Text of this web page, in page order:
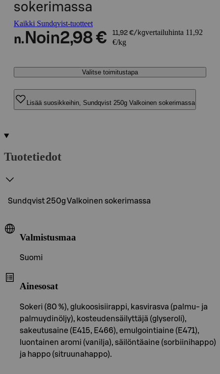
sokerimassa
Kaikki Sundqvist-tuotteet
n. Noin2,98 € 11,92 €/kgvertailuhinta 11,92
€/kg
Valitse toimitustapa
Lisää suosikkeihin, Sundqvist 250g Valkoinen sokerimassa
Tuotetiedot
Sundqvist 250g Valkoinen sokerimassa
Valmistusmaa
Suomi
Ainesosat
Sokeri (80 %), glukoosisiirappi, kasvirasva (palmu- ja
palmuydinöljy), kosteudensäilyttäjä (glyseroli),
sakeutusaine (E415, E466), emulgointiaine (E471),
luontainen aromi (vanilja), säilöntäaine (sorbiinihappo)
ja happo (sitruunahappo).